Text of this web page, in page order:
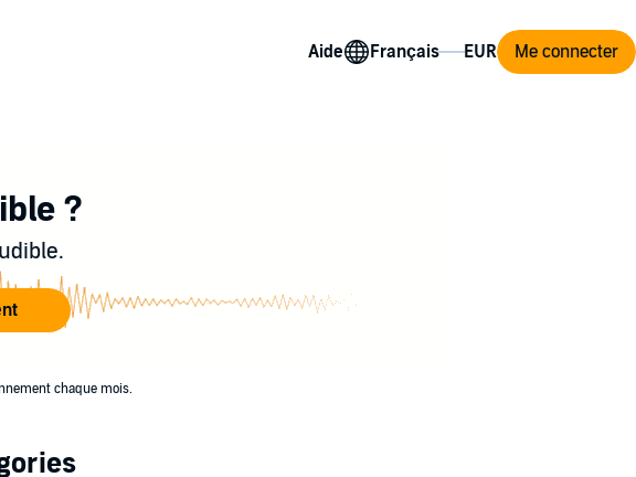
Aide Me connecter
?
chaque mois.